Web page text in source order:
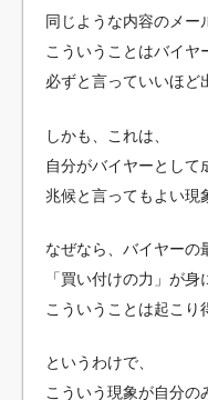
同じような内容のメー
こういうことはバイヤ
必ずと言っていいほど
しかも、これは、
自分がバイヤーとして
兆候と言ってもよい現
なぜなら、バイヤーの
「買い付けの力」が身
こういうことは起こり
というわけで、
こういう現象が自分の